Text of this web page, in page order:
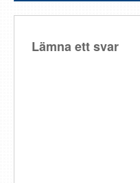
Lämna ett svar